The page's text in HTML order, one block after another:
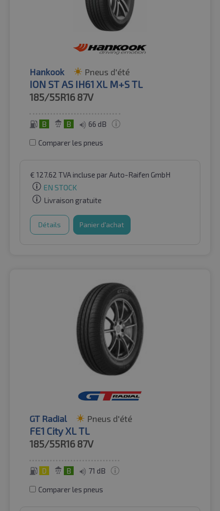
Hankook Pneus d'été
ION ST AS IH61 XL M+S TL
185/55R16 87V
B B 66 dB
Comparer les pneus
€ 127.62 TVA incluse par Auto-Raifen GmbH
EN STOCK
Livraison gratuite
Détails Panier d'achat
GT Radial Pneus d'été
FE1 City XL TL
185/55R16 87V
D B 71 dB
Comparer les pneus